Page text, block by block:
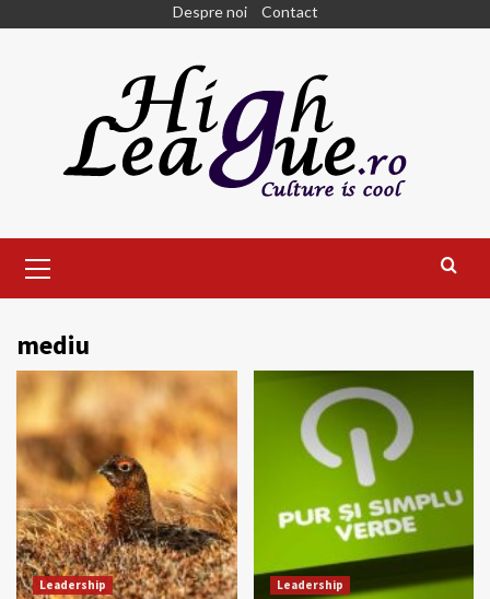
Despre noi Contact
Menu
mediu
Leadership Leadership